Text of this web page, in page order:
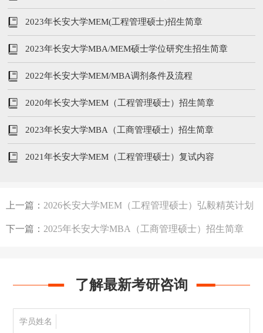
2023年长安大学MEM(工程管理硕士)招生简章
2023年长安大学MBA/MEM硕士学位研究生招生简章
2022年长安大学MEM/MBA调剂条件及流程
2020年长安大学MEM（工程管理硕士）招生简章
2023年长安大学MBA（工商管理硕士）招生简章
2021年长安大学MEM（工程管理硕士）复试内容
上一篇： 2026长安大学MEM（工程管理硕士）弘毅精英计划
下一篇： 2025年长安大学MBA（工商管理硕士）招生简章
了解最新考研咨询
学员姓名